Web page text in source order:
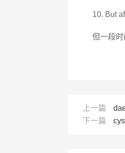
10. But
但一段
上一篇
下一篇